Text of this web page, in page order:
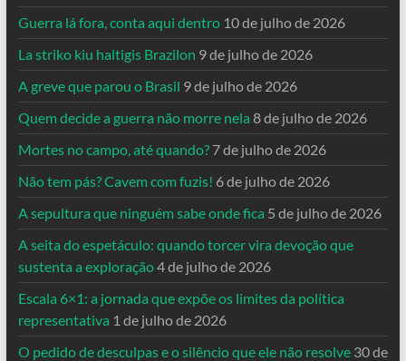
Guerra lá fora, conta aqui dentro 10 de julho de 2026
La striko kiu haltigis Brazilon 9 de julho de 2026
A greve que parou o Brasil 9 de julho de 2026
Quem decide a guerra não morre nela 8 de julho de 2026
Mortes no campo, até quando? 7 de julho de 2026
Não tem pás? Cavem com fuzis! 6 de julho de 2026
A sepultura que ninguém sabe onde fica 5 de julho de 2026
A seita do espetáculo: quando torcer vira devoção que
sustenta a exploração4 de julho de 2026
Escala 6×1: a jornada que expõe os limites da política
representativa 1 de julho de 2026
O pedido de desculpas e o silêncio que ele não resolve 30 de